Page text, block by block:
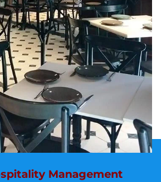
Management